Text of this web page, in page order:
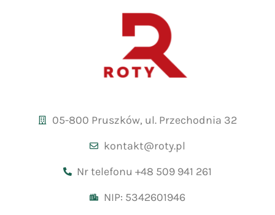
05-800 Pruszków, ul. Przechodnia 32
kontakt@roty.pl
Nr telefonu +48 509 941 261
NIP: 5342601946